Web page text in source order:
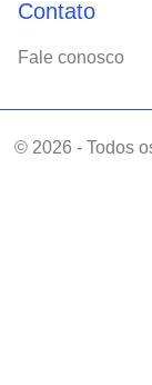
Contato
Fale conosco
© 2026 - Todos